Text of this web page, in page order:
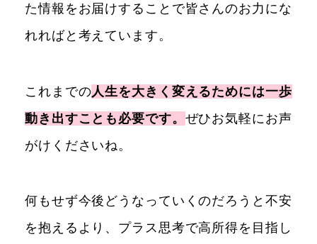
た情報をお届けすることで皆さんのお力にな
れればと考えています。
これまでの人生を大きく変えるためには一歩
動き出すことも必要です。 ぜひお気軽にお声
がけくださいね。
何もせず今後どうなっていくのだろうと不安
を抱えるより、プラス思考で高所得を目指し